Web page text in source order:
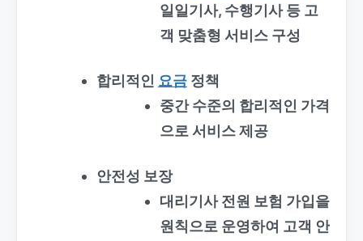
일일기사, 수행기사 등 고
객 맞춤형 서비스 구성
합리적인 요금정책
중간 수준의 합리적인 가격
으로 서비스 제공
안전성 보장
대리기사 전원 보험 가입을
원칙으로 운영하여 고객 안